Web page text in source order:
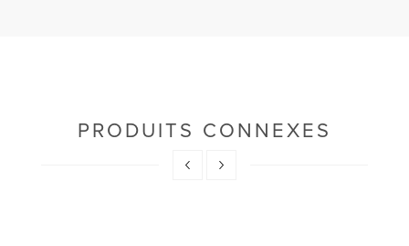
PRODUITS CONNEXES